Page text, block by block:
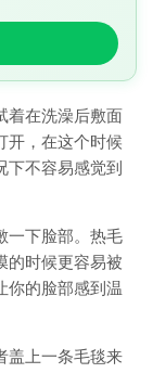
着在洗澡后敷面
开，在这个时候
下不容易感觉到
一下脸部。热毛
的时候更容易被
你的脸部感到温
盖上一条毛毯来